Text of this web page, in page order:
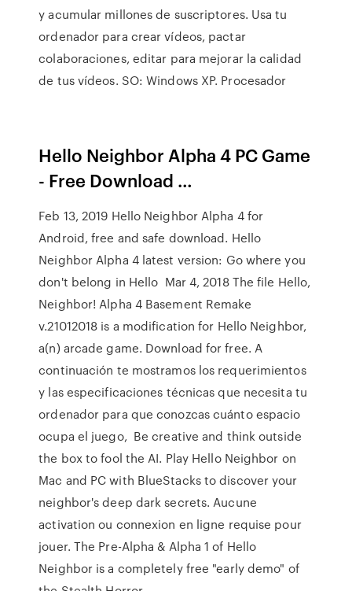
y acumular millones de suscriptores. Usa tu
ordenador para crear vídeos, pactar
colaboraciones, editar para mejorar la calidad
de tus vídeos. SO: Windows XP. Procesador
Hello Neighbor Alpha 4 PC Game
- Free Download …
Feb 13, 2019 Hello Neighbor Alpha 4 for
Android, free and safe download. Hello
Neighbor Alpha 4 latest version: Go where you
don't belong in Hello Mar 4, 2018 The file Hello,
Neighbor! Alpha 4 Basement Remake
v.21012018 is a modification for Hello Neighbor,
a(n) arcade game. Download for free. A
continuación te mostramos los requerimientos
y las especificaciones técnicas que necesita tu
ordenador para que conozcas cuánto espacio
ocupa el juego, Be creative and think outside
the box to fool the AI. Play Hello Neighbor on
Mac and PC with BlueStacks to discover your
neighbor's deep dark secrets. Aucune
activation ou connexion en ligne requise pour
jouer. The Pre-Alpha & Alpha 1 of Hello
Neighbor is a completely free "early demo" of